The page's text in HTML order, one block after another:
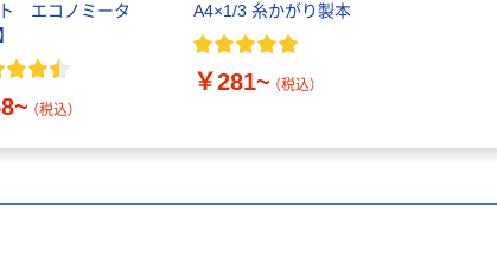
エコノミータ
（税込）
A4×1/3 糸かがり製本
￥281~ （税込）